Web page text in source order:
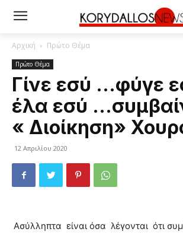
Αρχική Πρώτο Θέμα
Πρώτο Θέμα
Γίνε εσύ …φύγε
έλα εσύ
« Διοίκηση»
12 Απριλίου 2020
Ασύλληπτα είναι όσα λέγονται ότι